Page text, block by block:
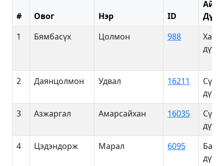
# Овог Нэр ID
1
Бямбасүх Цолмон 988
Хан-
2 Даянцолмон Удвал 16211
3
Азжаргал Амарсайхан 16035
4
Цэдэндорж Марал 6095